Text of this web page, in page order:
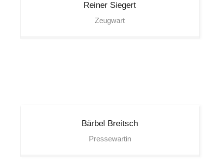
Reiner Siegert
Zeugwart
Bärbel Breitsch
Pressewartin